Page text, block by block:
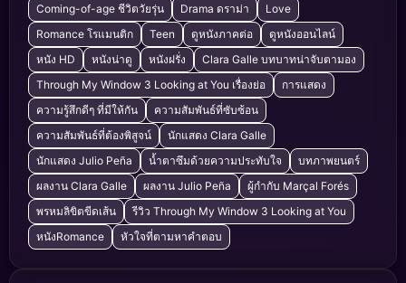
Coming-of-age ชีวิตวัยรุ่น Drama ดราม่า
Love
Romance โรแมนติก
Teen ดูหนังภาคต่อ
ดูหนังออนไลน์
หนัง HD
หนังน่าดู หนังฝรั่ง
Clara Galle บทบาทน่าจับตามอง
Through My Window 3 Looking at You เรื่องย่อ
การแสดง
ความรู้สึกดีๆ ที่มีให้กัน
ความสัมพันธ์ที่ซับซ้อน
ความสัมพันธ์ที่ต้องพิสูจน์
นักแสดง Clara Galle
นักแสดง Julio Peña
น้ำตาซึมด้วยความประทับใจ
บทภาพยนตร์
ผลงาน Clara Galle
ผลงาน Julio Peña
ผู้กำกับ Marçal Forés
พรหมลิขิตขีดเส้น
รีวิว Through My Window 3 Looking at You
หนังRomance
หัวใจที่ตามหาคำตอบ